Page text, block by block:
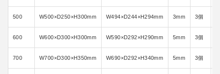
500 W500×D250×H300mm W494×D244×H294mm 3mm 3個
600 W600×D300×H300mm W590×D292×H290mm 5mm 3個
700 W700×D300×H350mm W690×D292×H340mm 5mm 3個